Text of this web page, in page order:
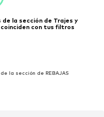
la sección de Trajes y
con tus filtros
la sección de REBAJAS